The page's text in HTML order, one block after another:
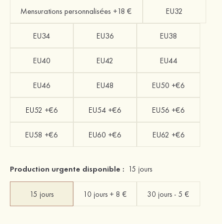
Mensurations personnalisées +18 € EU32
EU34 EU36 EU38
EU40 EU42 EU44
EU46 EU48 EU50 +€6
EU52 +€6 EU54 +€6 EU56 +€6
EU58 +€6 EU60 +€6 EU62 +€6
Production urgente disponible : 15 jours
15 jours 10 jours + 8 € 30 jours - 5 €